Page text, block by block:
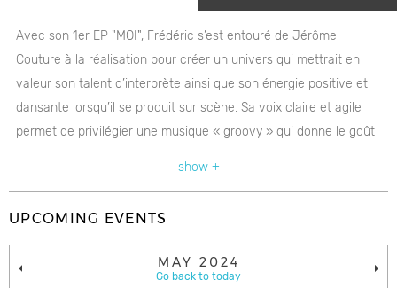
Avec son 1er EP "MOI", Frédéric s’est entouré de Jérôme
Couture à la réalisation pour créer un univers qui mettrait en
valeur son talent d’interprète ainsi que son énergie positive et
dansante lorsqu’il se produit sur scène. Sa voix claire et agile
permet de privilégier une musique « groovy » qui donne le goût
show +
UPCOMING EVENTS
MAY 2024
Go back to today